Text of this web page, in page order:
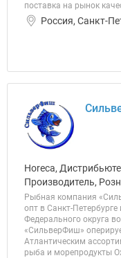
поставка на рынок
Россия, Санкт-
Horeca,
Производитель,
Рыбная компания
опт в Санкт-
Федерального округа
«СильверФиш»
Атлантическим
рыба и морепродукты